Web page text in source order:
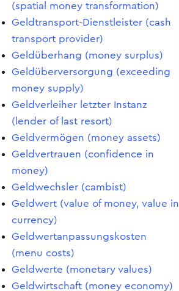
(spatial money transformation)
Geldtransport-Dienstleister (cash
transport provider)
Geldüberhang (money surplus)
Geldüberversorgung (exceeding
money supply)
Geldverleiher letzter Instanz
(lender of last resort)
Geldvermögen (money assets)
Geldvertrauen (confidence in
money)
Geldwechsler (cambist)
Geldwert (value of money, value in
currency)
Geldwertanpassungskosten
(menu costs)
Geldwerte (monetary values)
Geldwirtschaft (money economy)